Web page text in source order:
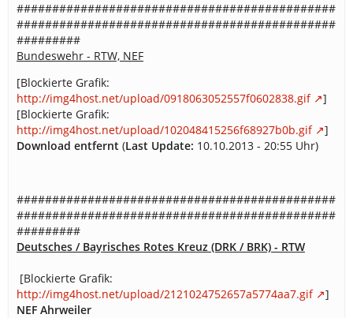
#############################################
#############################################
#########
Bundeswehr - RTW, NEF
[Blockierte Grafik:
http://img4host.net/upload/0918063052557f0602838.gif
]
[Blockierte Grafik:
http://img4host.net/upload/102048415256f68927b0b.gif
]
Download entfernt (Last Update: 10.10.2013 - 20:55 Uhr)
#############################################
#############################################
#########
Deutsches / Bayrisches Rotes Kreuz (DRK / BRK) - RTW
[Blockierte Grafik:
http://img4host.net/upload/2121024752657a5774aa7.gif
]
NEF Ahrweiler